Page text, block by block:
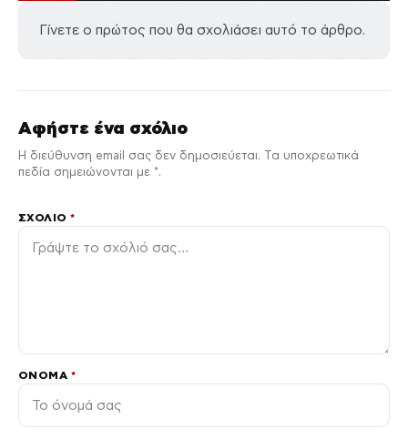
Γίνετε ο πρώτος που θα σχολιάσει αυτό το άρθρο.
Αφήστε ένα σχόλιο
Η διεύθυνση email σας δεν δημοσιεύεται. Τα υποχρεωτικά
πεδία σημειώνονται με *.
ΣΧΌΛΙΟ*
ΌΝΟΜΑ *